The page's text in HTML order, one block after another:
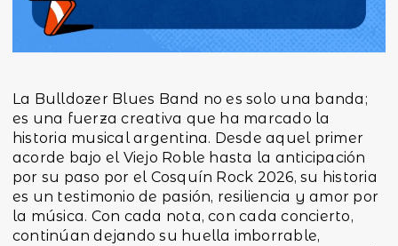
La Bulldozer Blues Band no es solo una banda;
es una fuerza creativa que ha marcado la
historia musical argentina. Desde aquel primer
acorde bajo el Viejo Roble hasta la anticipación
por su paso por el Cosquín Rock 2026, su historia
es un testimonio de pasión, resiliencia y amor por
la música. Con cada nota, con cada concierto,
continúan dejando su huella imborrable,